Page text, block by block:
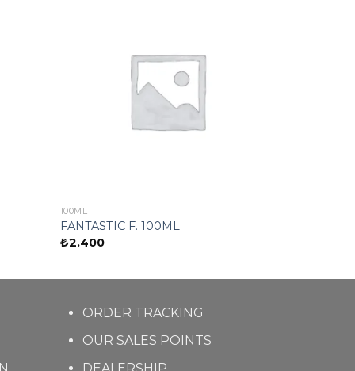
100ML
FANTASTIC F. 100ML
₺2.400
ORDER TRACKING
OUR SALES POINTS
DEALERSHIP